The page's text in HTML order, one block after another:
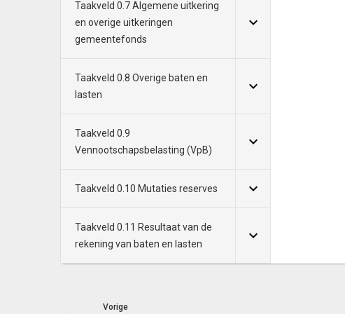
Taakveld 0.7 Algemene uitkering
en overige uitkeringen
gemeentefonds
Taakveld 0.8 Overige baten en
lasten
Taakveld 0.9
Vennootschapsbelasting (VpB)
Taakveld 0.10 Mutaties reserves
Taakveld 0.11 Resultaat van de
rekening van baten en lasten
Vorige